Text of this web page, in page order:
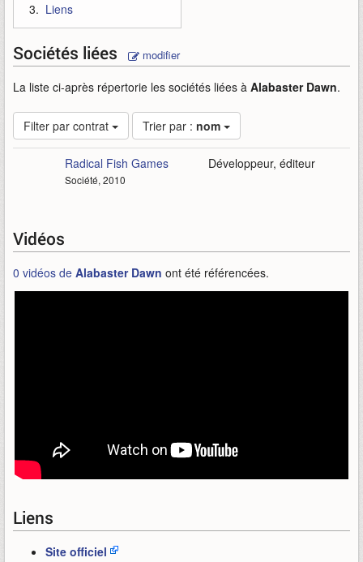
Liens
Sociétés liées modifier
La liste ci-après répertorie les sociétés liées à Alabaster Dawn.
Filter par contrat Trier par : nom
Radical Fish Games
Société, 2010
Développeur, éditeur
Vidéos
0 vidéos de Alabaster Dawn ont été référencées.
Liens
Site officiel